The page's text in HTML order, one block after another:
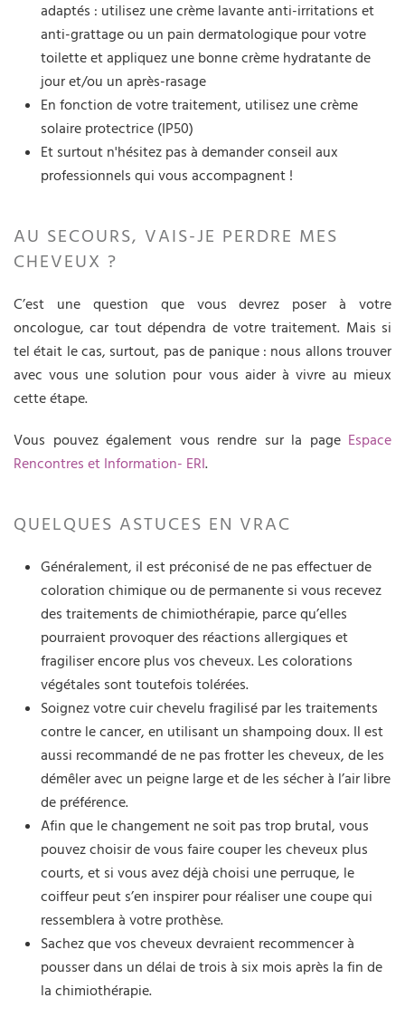
adaptés : utilisez une crème lavante anti-irritations et
anti-grattage ou un pain dermatologique pour votre
toilette et appliquez une bonne crème hydratante de
jour et/ou un après-rasage
En fonction de votre traitement, utilisez une crème
solaire protectrice (IP50)
Et surtout n'hésitez pas à demander conseil aux
professionnels qui vous accompagnent !
AU SECOURS, VAIS-JE PERDRE MES
CHEVEUX ?
C’est une question que vous devrez poser à votre
oncologue, car tout dépendra de votre traitement. Mais si
tel était le cas, surtout, pas de panique : nous allons trouver
avec vous une solution pour vous aider à vivre au mieux
cette étape.
Vous pouvez également vous rendre sur la page Espace
Rencontres et Information- ERI.
QUELQUES ASTUCES EN VRAC
Généralement, il est préconisé de ne pas effectuer de
coloration chimique ou de permanente si vous recevez
des traitements de chimiothérapie, parce qu’elles
pourraient provoquer des réactions allergiques et
fragiliser encore plus vos cheveux. Les colorations
végétales sont toutefois tolérées.
Soignez votre cuir chevelu fragilisé par les traitements
contre le cancer, en utilisant un shampoing doux. Il est
aussi recommandé de ne pas frotter les cheveux, de les
démêler avec un peigne large et de les sécher à l’air libre
de préférence.
Afin que le changement ne soit pas trop brutal, vous
pouvez choisir de vous faire couper les cheveux plus
courts, et si vous avez déjà choisi une perruque, le
coiffeur peut s’en inspirer pour réaliser une coupe qui
ressemblera à votre prothèse.
Sachez que vos cheveux devraient recommencer à
pousser dans un délai de trois à six mois après la fin de
la chimiothérapie.